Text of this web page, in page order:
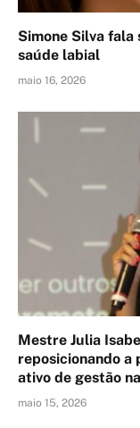
Simone Silva
saúde labial
maio 16, 2026
Mestre Julia
reposicionando a
ativo de gestão
maio 15, 2026